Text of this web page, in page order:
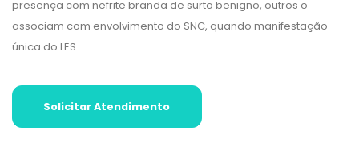
presença com nefrite branda de surto benigno, outros o
associam com envolvimento do SNC, quando manifestação
única do LES.
Solicitar Atendimento